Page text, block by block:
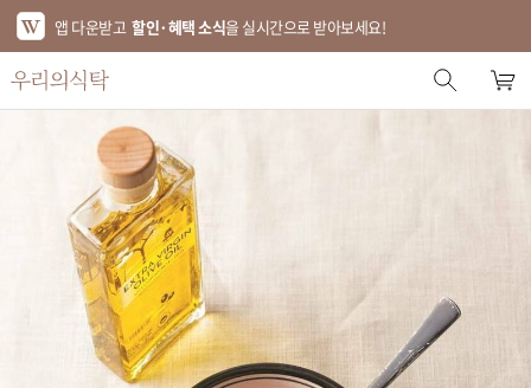
앱 다운받고 할인·혜택 소식을 실시간으로 받아보세요!
신상품
기획전